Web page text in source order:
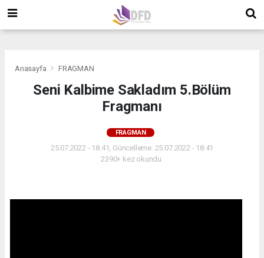
Anasayfa FRAGMAN
Seni Kalbime Sakladım 5.Bölüm
Fragmanı
FRAGMAN
25.07.2022 - 18:41, Güncelleme: 25.07.2022 - 18:41
2390+ kez okundu.